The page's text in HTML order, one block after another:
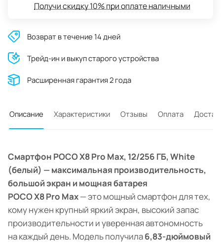
Получи скидку 10% при оплате наличными
Возврат в течение 14 дней
Трейд-ин и выкуп старого устройства
Расширенная гарантия 2 года
Описание Характеристики Отзывы Оплата
Смартфон POCO X8 Pro Max, 12/256 ГБ, White
(белый) — максимальная производительность,
большой экран и мощная батарея
POCO X8 Pro Max— это мощный смартфон для тех,
кому нужен крупный яркий экран, высокий запас
производительности и уверенная автономность
на каждый день. Модель получила6,83-дюймовый